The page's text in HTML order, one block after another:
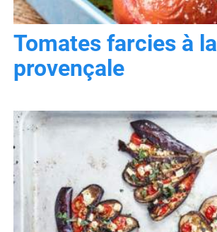
Tomates farcies à la
provençale